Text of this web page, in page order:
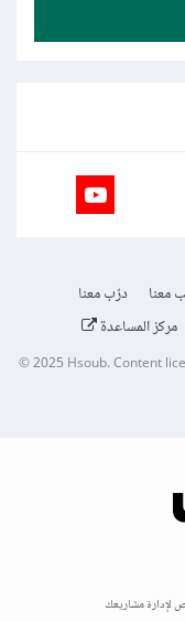
معنا
درّب معنا
مركز المساعدة
© 2025Hsoub.Content